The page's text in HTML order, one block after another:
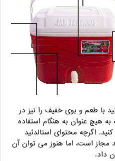
با طعم و بوی خفیف را نیز در
هیچ عنوان به هنگام استفاده
اگرچه محتوای استالدئید
مجاز است، اما هنوز می توان آن
داد.